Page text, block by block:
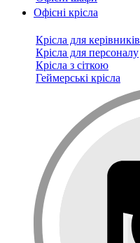
Офісні крісла
Крісла для керівників
Крісла для персоналу
Крісла з сіткою
Геймерські крісла